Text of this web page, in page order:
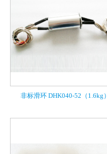
非标滑环 DHK040-52（1.6kg）